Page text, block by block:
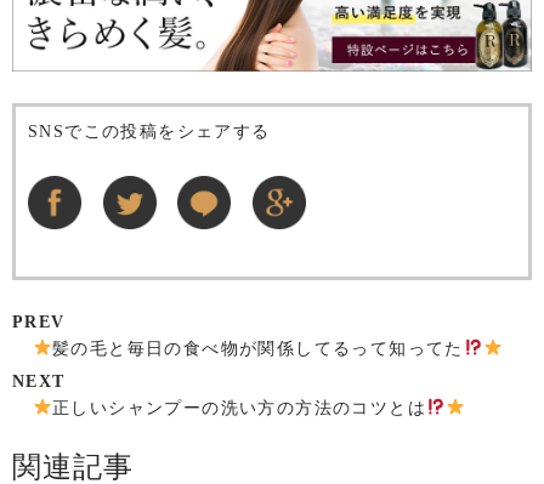
SNSでこの投稿をシェアする
PREV
髪の毛と毎日の食べ物が関係してるって知ってた
NEXT
正しいシャンプーの洗い方の方法のコツとは
関連記事